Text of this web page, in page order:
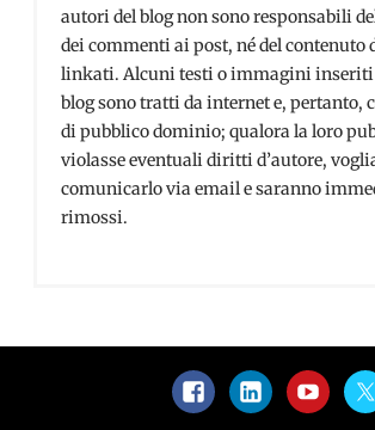
autori del blog non sono responsabili
dei commenti ai post, né del contenuto
linkati. Alcuni testi o immagini inseriti
blog sono tratti da internet e, pertanto,
di pubblico dominio; qualora la loro
violasse eventuali diritti d’autore,
comunicarlo via email e saranno
rimossi.
FacebookLinkedIn